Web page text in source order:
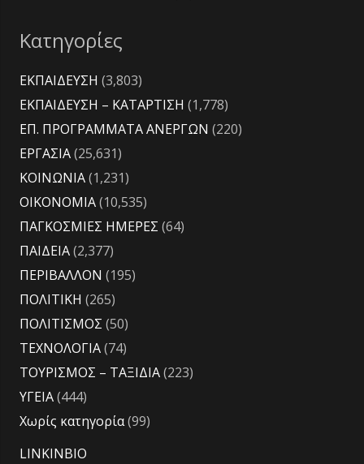
Κατηγορίες
ΕΚΠΑΙΔΕΥΣΗ (3,803)
ΕΚΠΑΙΔΕΥΣΗ – ΚΑΤΑΡΤΙΣΗ (1,778)
ΕΠ. ΠΡΟΓΡΑΜΜΑΤΑ ΑΝΕΡΓΩΝ (220)
ΕΡΓΑΣΙΑ(25,631)
ΚΟΙΝΩΝΙΑ(1,231)
ΟΙΚΟΝΟΜΙΑ(10,535)
ΠΑΓΚΟΣΜΙΕΣ ΗΜΕΡΕΣ (64)
ΠΑΙΔΕΙΑ(2,377)
ΠΕΡΙΒΑΛΛΟΝ (195)
ΠΟΛΙΤΙΚΗ (265)
ΠΟΛΙΤΙΣΜΟΣ (50)
ΤΕΧΝΟΛΟΓΙΑ(74)
ΤΟΥΡΙΣΜΟΣ – ΤΑΞΙΔΙΑ(223)
ΥΓΕΙΑ(444)
Χωρίς κατηγορία(99)
LINKINBIO